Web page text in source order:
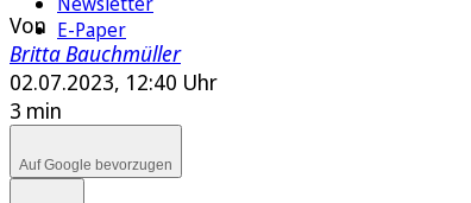
E-Paper
Von
Britta Bauchmüller
02.07.2023, 12:40 Uhr
3 min
Auf Google bevorzugen